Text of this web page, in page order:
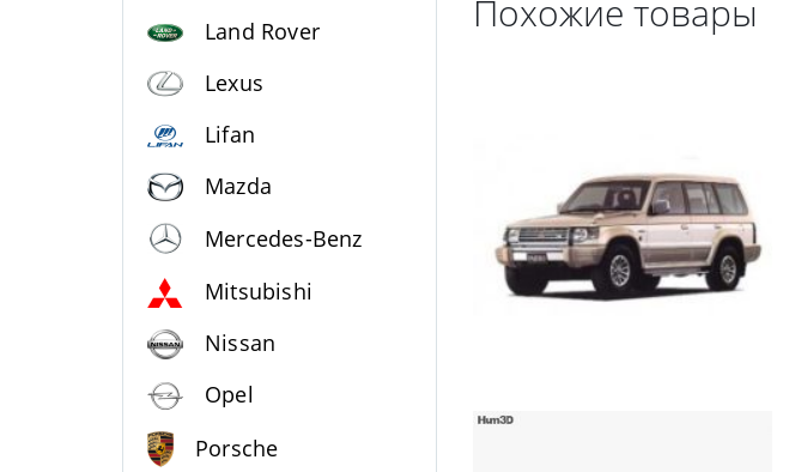
Похожие товары
Land Rover
Lexus
Lifan
Mazda
Mercedes-Benz
Mitsubishi
Nissan
Opel
Porsche